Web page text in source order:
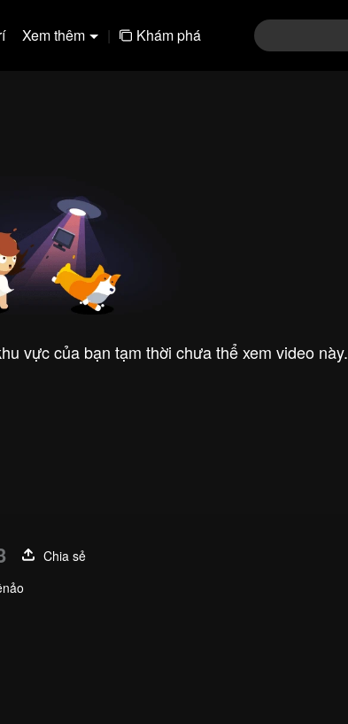
Xem thêm | Khám phá
vực của bạn tạm thời chưa thể xem video này.
Chia sẻ